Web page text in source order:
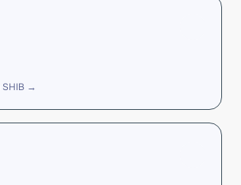
SHIB →